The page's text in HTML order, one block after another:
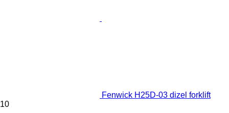
Fenwick H25D-03 dizel forklift
10